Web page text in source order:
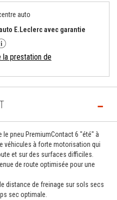
auto
E.Leclerc avec garantie
la prestation de
le pneu PremiumContact 6 "été" à
véhicules à forte motorisation qui
et sur des surfaces difficiles.
de route optimisée pour une
distance de freinage sur sols secs
sec optimale.